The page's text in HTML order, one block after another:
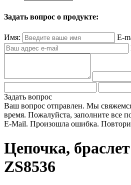
Задать вопрос о продукте:
Имя:
E-
Задать вопрос
Ваш вопрос отправлен. Мы
время. Пожалуйста, заполните все
E-Mail. Произошла ошибка.
Цепочка,
ZS8536